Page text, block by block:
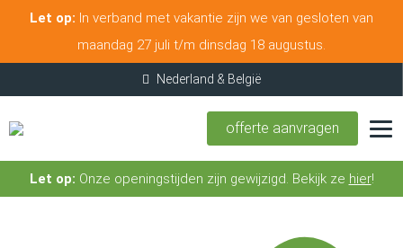
Let op: In verband met vakantie zijn we van gesloten van
maandag 27 juli t/m dinsdag 18 augustus.
offerte aanvragen
Let op: Onze openingstijden zijn gewijzigd. Bekijk ze hier!